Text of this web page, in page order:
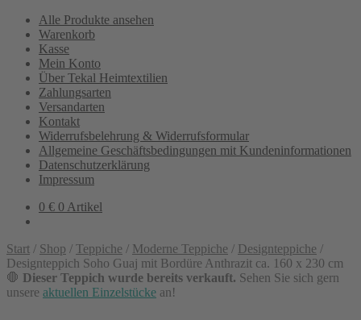
Alle Produkte ansehen
Warenkorb
Kasse
Mein Konto
Über Tekal Heimtextilien
Zahlungsarten
Versandarten
Kontakt
Widerrufsbelehrung & Widerrufsformular
Allgemeine Geschäftsbedingungen mit Kundeninformationen
Datenschutzerklärung
Impressum
0 € 0 Artikel
Start / Shop / Teppiche / Moderne Teppiche / Designteppiche /
Designteppich Soho Guaj mit Bordüre Anthrazit ca. 160 x 230 cm
🛑 Dieser Teppich wurde bereits verkauft. Sehen Sie sich gern
unsere aktuellen Einzelstücke an!